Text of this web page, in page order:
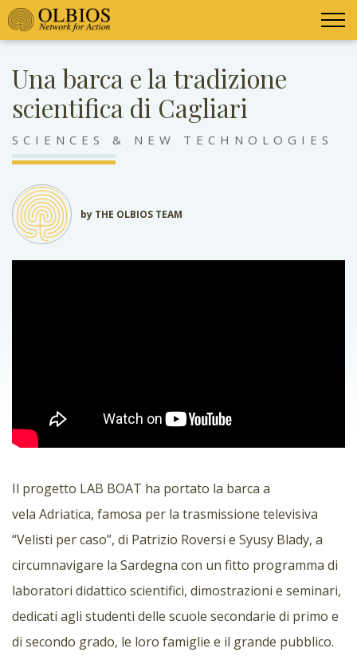
Una barca e la tradizione
scientifica di Cagliari
SCIENCES & NEW TECHNOLOGIES
by THE OLBIOS TEAM
Il progetto LAB BOAT ha portato la barca a
vela Adriatica, famosa per la trasmissione televisiva
“Velisti per caso”, di Patrizio Roversi e Syusy Blady, a
circumnavigare la Sardegna con un fitto programma di
laboratori didattico scientifici, dimostrazioni e seminari,
dedicati agli studenti delle scuole secondarie di primo e
di secondo grado, le loro famiglie e il grande pubblico.